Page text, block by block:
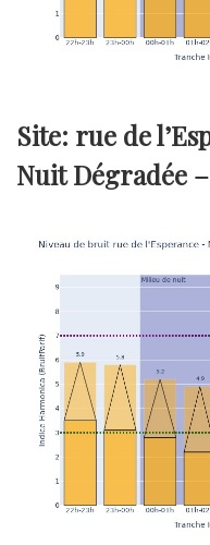
Site: rue de
Nuit Dégradée –